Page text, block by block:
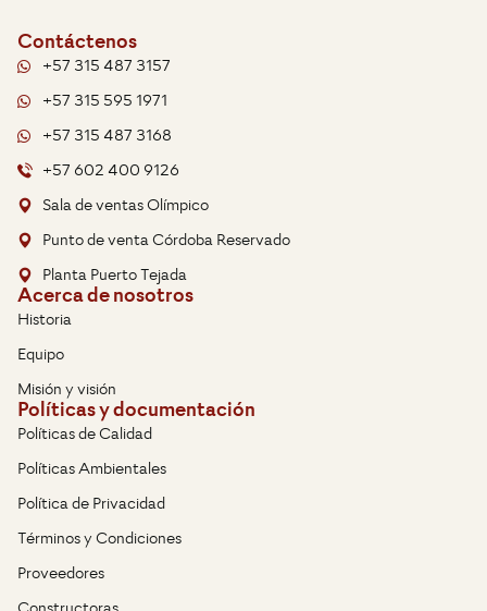
Contáctenos
+57 315 487 3157
+57 315 595 1971
+57 315 487 3168
+57 602 400 9126
Sala de ventas Olímpico
Punto de venta Córdoba Reservado
Planta Puerto Tejada
Acerca de nosotros
Historia
Equipo
Misión y visión
Políticas y documentación
Políticas de Calidad
Políticas Ambientales
Política de Privacidad
Términos y Condiciones
Proveedores